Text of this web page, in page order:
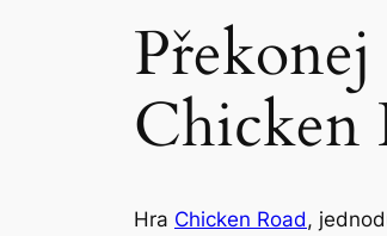
Chicken
Hra Chicken Road,